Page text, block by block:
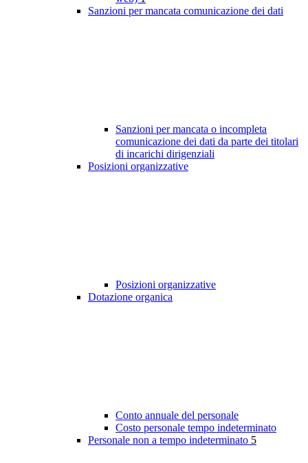
Sanzioni per mancata comunicazione dei dati
Sanzioni per mancata o incompleta
comunicazione dei dati da parte dei titolari
di incarichi dirigenziali
Posizioni organizzative
Posizioni organizzative
Dotazione organica
Conto annuale del personale
Costo personale tempo indeterminato
Personale non a tempo indeterminato 5